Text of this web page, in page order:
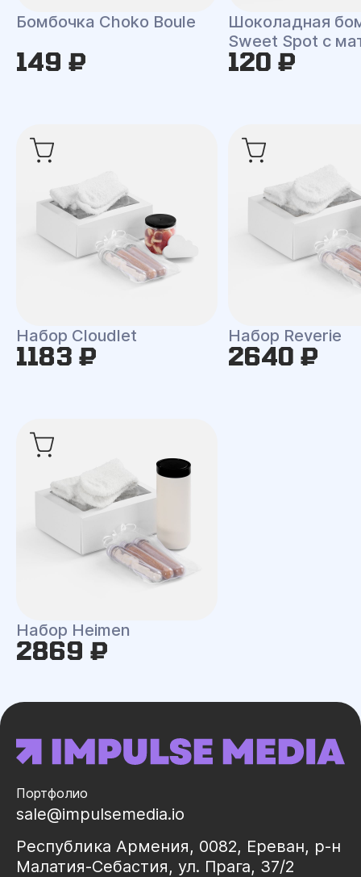
Бомбочка Choko Boule
149 ₽
Шоколадная
Sweet Spot с
120 ₽
Набор Cloudlet
1183 ₽
Набор Reverie
2640 ₽
Набор Heimen
2869 ₽
Портфолио
sale@impulsemedia.io
Республика Армения, 0082, Ереван, р-н
Малатия-Себастия, ул. Прага, 37/2